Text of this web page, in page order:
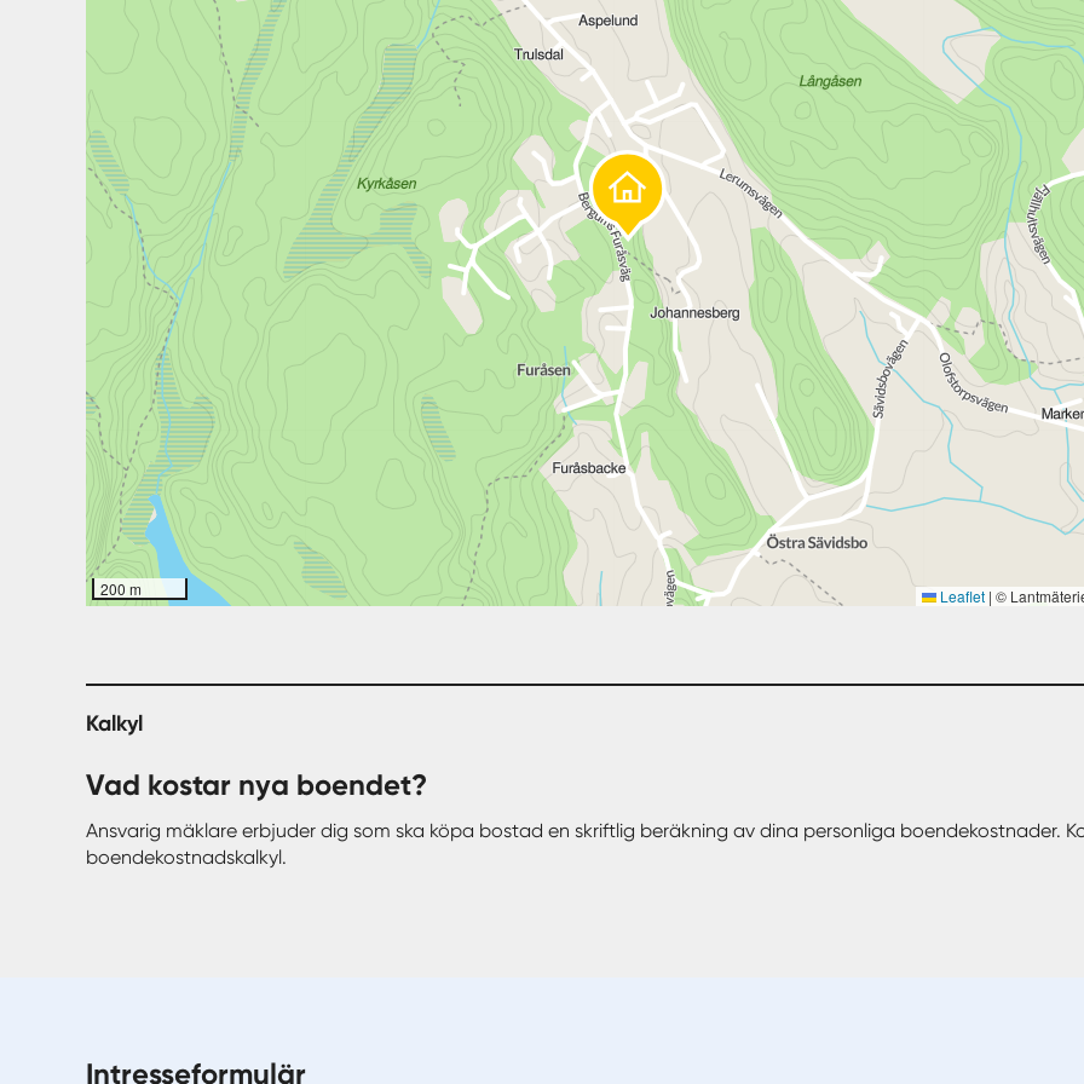
200 m Leaflet | ©
Kalkyl
Vad kostar nya boendet?
Ansvarig mäklare erbjuder dig som ska köpa bostad en skriftlig beräkning av dina personliga boendekostnader.
boendekostnadskalkyl.
Intresseformulär